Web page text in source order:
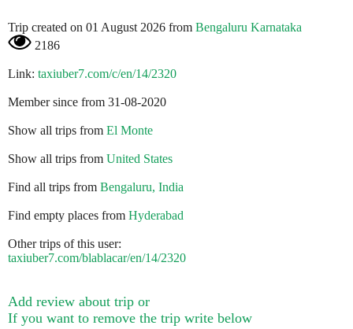
Trip created on 01 August 2026 from Bengaluru Karnataka
2186
Link: taxiuber7.com/c/en/14/2320
Member since from 31-08-2020
Show all trips from El Monte
Show all trips from United States
Find all trips from Bengaluru, India
Find empty places from Hyderabad
Other trips of this user:
taxiuber7.com/blablacar/en/14/2320
Add review about trip or
If you want to remove the trip write below